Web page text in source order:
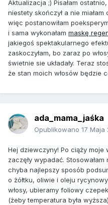
Aktualizacja ;) Pisałam
niestety skończył a nie
więc postanowiłam
i sama wykonałam maskę
jakiegoś spektakularnego
zaskoczyłam, bo zaraz po
świetnie sie układały. Teraz
że stan moich włosów będzie
ada_mama_jaśka
Opublikowano 17 Maja
Hej dziewczyny! Po ciąży moje
zaczęły wypadać.
chyba najlepszy sposób
o żółtku, oliwie i oleju
włosy, ubieramy foliowy
(żeby temperatura była